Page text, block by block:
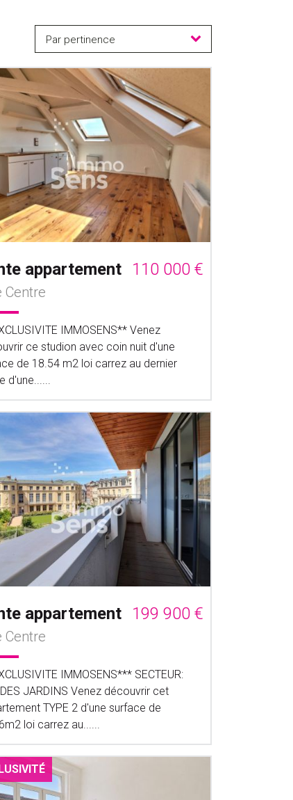
Par pertinence
appartement 110 000 €
Centre
IMMOSENS** Venez
ce studion avec coin nuit d'une
de 18.54 m2 loi carrez au dernier
d'une......
appartement 199 900 €
Centre
IMMOSENS*** SECTEUR:
DES JARDINS Venez découvrir cet
TYPE 2 d'une surface de
loi carrez au......